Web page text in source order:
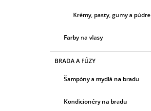
Krémy, pasty, gumy a púdre
Farby na vlasy
BRADA A FÚZY
Šampóny a mydlá na bradu
Kondicionéry na bradu